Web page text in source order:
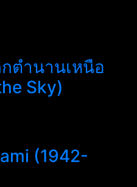
ตำนานเหนือ
Sky)
(1942-